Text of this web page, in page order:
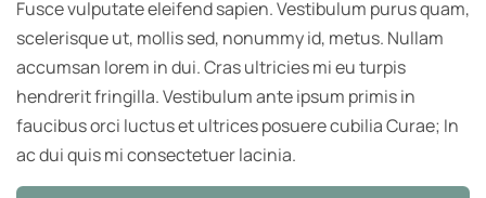
Fusce vulputate eleifend sapien. Vestibulum purus quam,
scelerisque ut, mollis sed, nonummy id, metus. Nullam
accumsan lorem in dui. Cras ultricies mi eu turpis
hendrerit fringilla. Vestibulum ante ipsum primis in
faucibus orci luctus et ultrices posuere cubilia Curae; In
ac dui quis mi consectetuer lacinia.